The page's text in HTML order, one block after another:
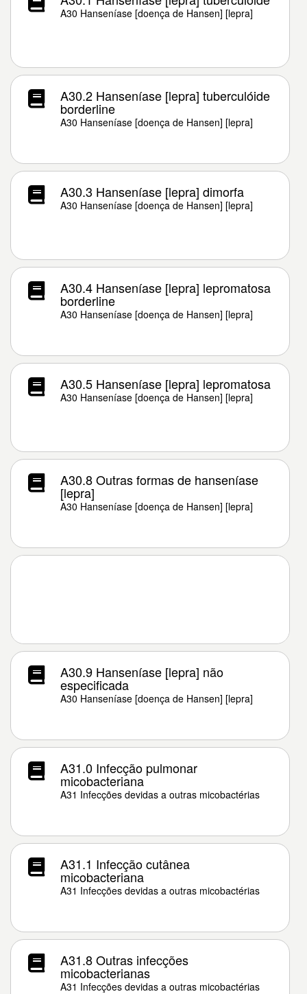
A30 Hanseníase [doença de Hansen] [lepra]
A30.2 Hanseníase [lepra] tuberculóide
borderline
A30 Hanseníase [doença de Hansen] [lepra]
A30.3 Hanseníase [lepra] dimorfa
A30 Hanseníase [doença de Hansen] [lepra]
A30.4 Hanseníase [lepra] lepromatosa
borderline
A30 Hanseníase [doença de Hansen] [lepra]
A30.5 Hanseníase [lepra] lepromatosa
A30 Hanseníase [doença de Hansen] [lepra]
A30.8 Outras formas de hanseníase
[lepra]
A30 Hanseníase [doença de Hansen] [lepra]
A30.9 Hanseníase [lepra] não
especificada
A30 Hanseníase [doença de Hansen] [lepra]
A31.0 Infecção pulmonar
micobacteriana
A31 Infecções devidas a outras micobactérias
A31.1 Infecção cutânea
micobacteriana
A31 Infecções devidas a outras micobactérias
A31.8 Outras infecções
micobacterianas
A31 Infecções devidas a outras micobactérias